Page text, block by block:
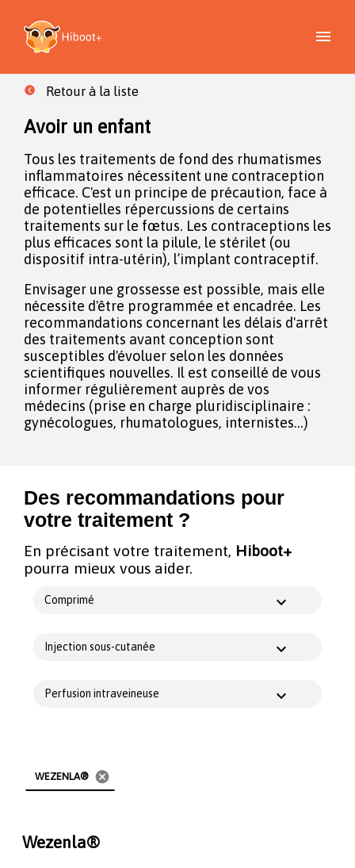
Retour à la liste
Avoir un enfant
Tous les traitements de fond des rhumatismes
inflammatoires nécessitent une contraception
efficace. C'est un principe de précaution, face à
de potentielles répercussions de certains
traitements sur le fœtus. Les contraceptions les
plus efficaces sont la pilule, le stérilet (ou
dispositif intra-utérin), l’implant contraceptif.
Envisager une grossesse est possible, mais elle
nécessite d'être programmée et encadrée. Les
recommandations concernant les délais d'arrêt
des traitements avant conception sont
susceptibles d'évoluer selon les données
scientifiques nouvelles. Il est conseillé de vous
informer régulièrement auprès de vos
médecins (prise en charge pluridisciplinaire :
gynécologues, rhumatologues, internistes...)
Des recommandations pour
votre traitement ?
En précisant votre traitement, Hiboot+
pourra mieux vous aider.
Comprimé
Injection sous-cutanée
Perfusion intraveineuse
WEZENLA® cancel
Wezenla®